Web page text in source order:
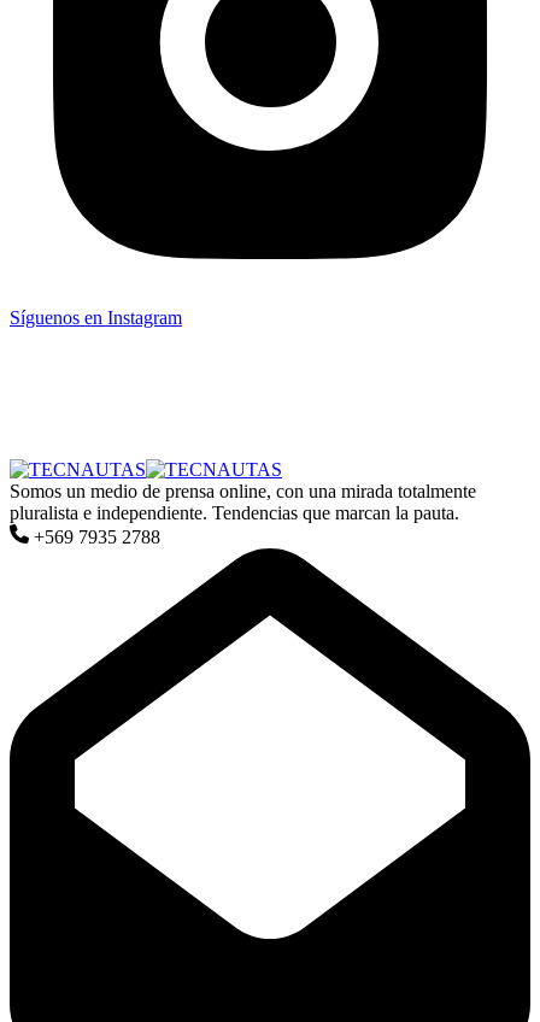
Síguenos en Instagram
Somos un medio de prensa online, con una mirada totalmente
pluralista e independiente. Tendencias que marcan la pauta.
+569 7935 2788